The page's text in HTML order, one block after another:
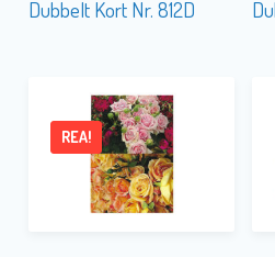
Dubbelt Kort Nr. 812D
REA!